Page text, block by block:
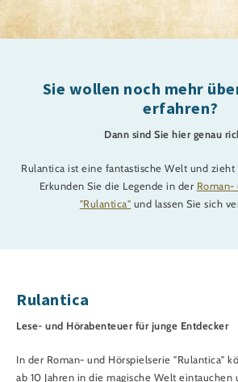
Sie wollen noch mehr
erfahren?
Dann sind Sie hier genau
Rulantica ist eine fantastische Welt und
Erkunden Sie die Legende in der Roman-
"Rulantica" und lassen Sie sich
Rulantica
Lese- und Hörabenteuer für junge Entdecker
In der Roman- und Hörspielserie "Rulantica"
ab 10 Jahren in die magische Welt eintauchen